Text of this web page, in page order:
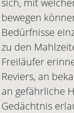
bewegen
Bedürfnisse
zu den
Freiläufer
Reviers, an
an gefährliche
Gedächtnis